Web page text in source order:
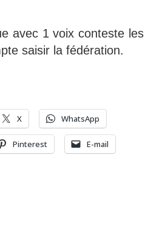
avec 1 voix conteste les
saisir la fédération.
X WhatsApp
Pinterest E-mail